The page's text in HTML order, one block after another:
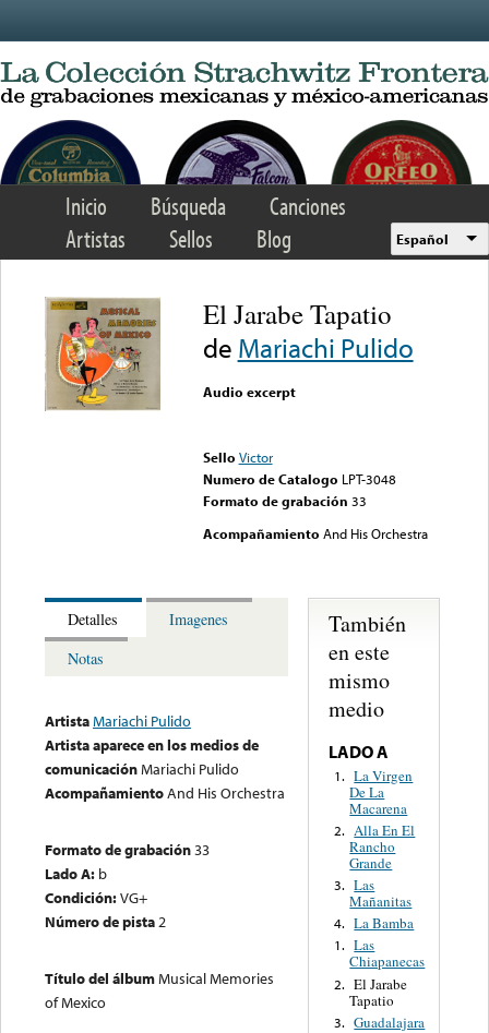
Inicio Búsqueda
Canciones
Artistas
Sellos Blog Español
El Jarabe Tapatio
de Mariachi Pulido
Audio excerpt
Sello Victor
Numero de Catalogo LPT-3048
Formato de grabación 33
Acompañamiento And His Orchestra
Detalles
Imagenes
Notas
ArtistaMariachi Pulido
Artista aparece en los medios de
comunicaciónMariachi Pulido
AcompañamientoAnd His Orchestra
Formato de grabación33
Lado A: b
Condición:VG+
Número de pista2
Título del álbumMusical Memories
of Mexico
También
en este
mismo
medio
LADO A
1. La Virgen
De La
Macarena
2. Alla En El
Rancho
Grande
3. Las
Mañanitas
4. La Bamba
1. Las
Chiapanecas
2. El Jarabe
Tapatio
3. Guadalajara